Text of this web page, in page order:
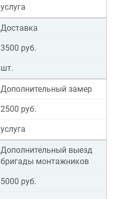
услуга
Доставка
3500 руб.
шт.
Дополнительный замер
2500 руб.
услуга
Дополнительный выезд
бригады монтажников
5000 руб.